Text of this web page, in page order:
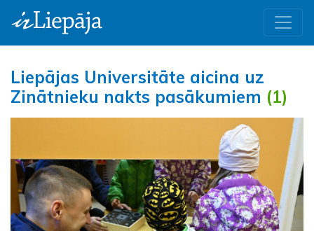
Liepājas Universitāte aicina uz
Zinātnieku nakts pasākumiem (1)